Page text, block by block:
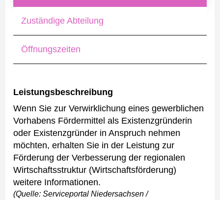
Zuständige Abteilung
Öffnungszeiten
Leistungsbeschreibung
Wenn Sie zur Verwirklichung eines gewerblichen
Vorhabens Fördermittel als Existenzgründerin
oder Existenzgründer in Anspruch nehmen
möchten, erhalten Sie in der Leistung zur
Förderung der Verbesserung der regionalen
Wirtschaftsstruktur (Wirtschaftsförderung)
weitere Informationen.
(Quelle: Serviceportal Niedersachsen /